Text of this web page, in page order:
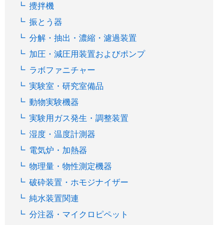
攪拌機
振とう器
分解・抽出・濃縮・濾過装置
加圧・減圧用装置およびポンプ
ラボファニチャー
実験室・研究室備品
動物実験機器
実験用ガス発生・調整装置
湿度・温度計測器
電気炉・加熱器
物理量・物性測定機器
破砕装置・ホモジナイザー
純水装置関連
分注器・マイクロピペット